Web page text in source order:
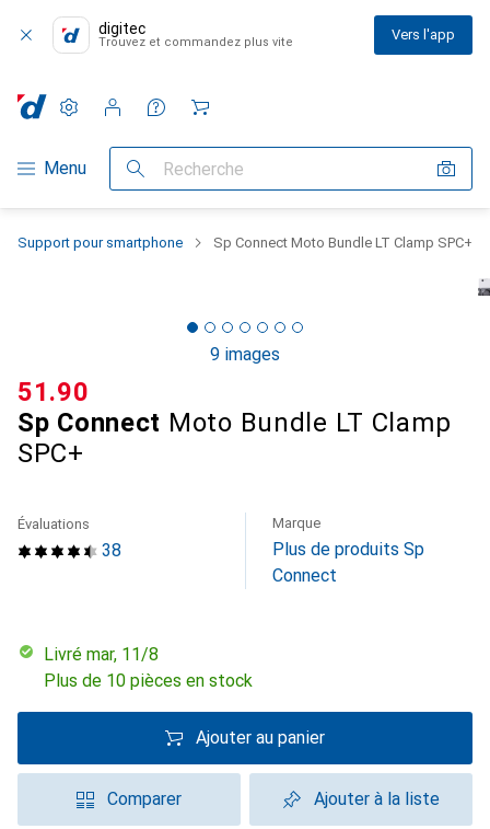
digitec
Trouvez et commandez plus vite Vers l'app
Navigation par catégorie
Menu Recherche
Paramètres
Compte client
Listes de comparaison
Listes d'envies
Panier
Support pour smartphone Sp Connect Moto Bundle LT Clamp SPC+
9 images
Sp Connect Moto Bundle LT Clamp
SPC+
CHF
51.90
38
Évaluations Marque
Plus de produits Sp
Connect
Livré mar, 11/8
Plus de 10 pièces en stock
Ajouter au panier
Comparer Ajouter à la liste